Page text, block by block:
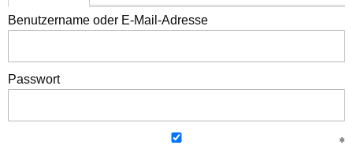
Benutzername oder E-Mail-Adresse
Passwort